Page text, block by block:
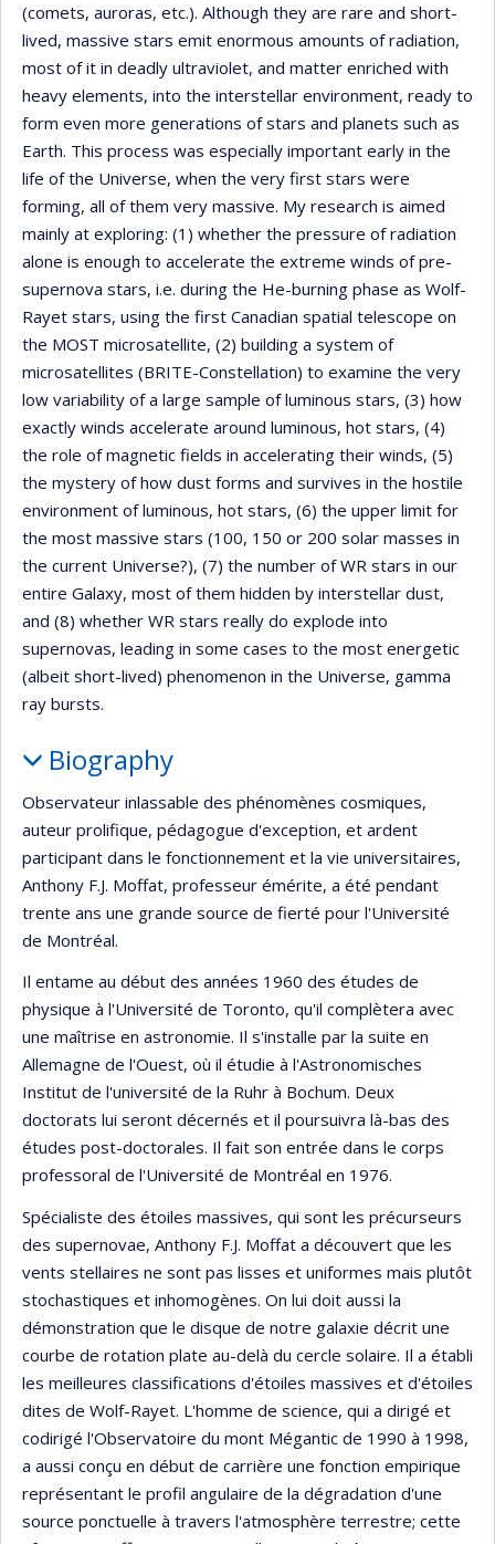
(comets, auroras, etc.). Although they are rare and short-
lived, massive stars emit enormous amounts of radiation,
most of it in deadly ultraviolet, and matter enriched with
heavy elements, into the interstellar environment, ready to
form even more generations of stars and planets such as
Earth. This process was especially important early in the
life of the Universe, when the very first stars were
forming, all of them very massive. My research is aimed
mainly at exploring: (1) whether the pressure of radiation
alone is enough to accelerate the extreme winds of pre-
supernova stars, i.e. during the He-burning phase as Wolf-
Rayet stars, using the first Canadian spatial telescope on
the MOST microsatellite, (2) building a system of
microsatellites (BRITE-Constellation) to examine the very
low variability of a large sample of luminous stars, (3) how
exactly winds accelerate around luminous, hot stars, (4)
the role of magnetic fields in accelerating their winds, (5)
the mystery of how dust forms and survives in the hostile
environment of luminous, hot stars, (6) the upper limit for
the most massive stars (100, 150 or 200 solar masses in
the current Universe?), (7) the number of WR stars in our
entire Galaxy, most of them hidden by interstellar dust,
and (8) whether WR stars really do explode into
supernovas, leading in some cases to the most energetic
(albeit short-lived) phenomenon in the Universe, gamma
ray bursts.
Biography
Observateur inlassable des phénomènes cosmiques,
auteur prolifique, pédagogue d'exception, et ardent
participant dans le fonctionnement et la vie universitaires,
Anthony F.J. Moffat, professeur émérite, a été pendant
trente ans une grande source de fierté pour l'Université
de Montréal.
Il entame au début des années 1960 des études de
physique à l'Université de Toronto, qu'il complètera avec
une maîtrise en astronomie. Il s'installe par la suite en
Allemagne de l'Ouest, où il étudie à l'Astronomisches
Institut de l'université de la Ruhr à Bochum. Deux
doctorats lui seront décernés et il poursuivra là-bas des
études post-doctorales. Il fait son entrée dans le corps
professoral de l'Université de Montréal en 1976.
Spécialiste des étoiles massives, qui sont les précurseurs
des supernovae, Anthony F.J. Moffat a découvert que les
vents stellaires ne sont pas lisses et uniformes mais plutôt
stochastiques et inhomogènes. On lui doit aussi la
démonstration que le disque de notre galaxie décrit une
courbe de rotation plate au-delà du cercle solaire. Il a établi
les meilleures classifications d'étoiles massives et d'étoiles
dites de Wolf-Rayet. L'homme de science, qui a dirigé et
codirigé l'Observatoire du mont Mégantic de 1990 à 1998,
a aussi conçu en début de carrière une fonction empirique
représentant le profil angulaire de la dégradation d'une
source ponctuelle à travers l'atmosphère terrestre; cette